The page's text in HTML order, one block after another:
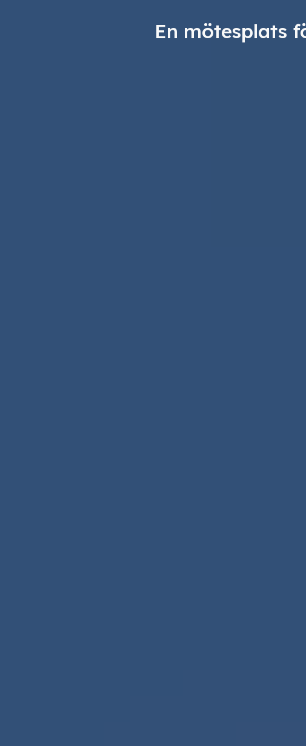
En mötesplats